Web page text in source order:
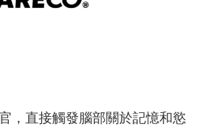
，直接觸發腦部關於記憶和慾